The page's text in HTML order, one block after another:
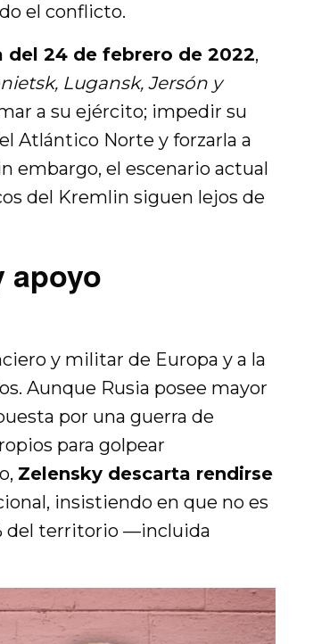
el conflicto.
del 24 de febrero de 2022,
Lugansk, Jersón y
a su ejército; impedir su
Atlántico Norte y forzarla a
embargo, el escenario actual
del Kremlin siguen lejos de
apoyo
y militar de Europa y a la
Aunque Rusia posee mayor
por una guerra de
para golpear
Zelensky descarta rendirse
insistiendo en que no es
del territorio —incluida